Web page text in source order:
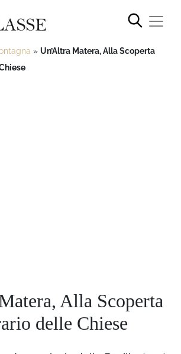
» Un’Altra Matera, Alla Scoperta
Alla Scoperta
delle Chiese